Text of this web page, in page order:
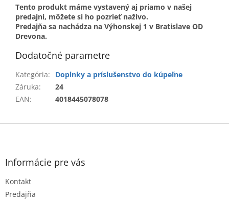
Tento produkt máme vystavený aj priamo v našej
predajni, môžete si ho pozrieť naživo.
Predajňa sa nachádza na Výhonskej 1 v Bratislave OD
Drevona.
Dodatočné parametre
Kategória:
Doplnky a príslušenstvo do kúpeľne
Záruka:
24
EAN: 4018445078078
Z
Informácie pre vás
Kontakt
Predajňa